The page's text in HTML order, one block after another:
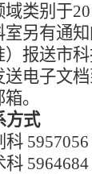
类别于
室另有通
）报送市
电子文
。
方式
科